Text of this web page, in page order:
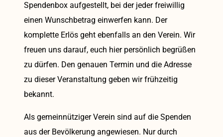
Spendenbox aufgestellt, bei der jeder freiwillig
einen Wunschbetrag einwerfen kann. Der
komplette Erlös geht ebenfalls an den Verein. Wir
freuen uns darauf, euch hier persönlich begrüßen
zu dürfen. Den genauen Termin und die Adresse
zu dieser Veranstaltung geben wir frühzeitig
bekannt.
Als gemeinnütziger Verein sind auf die Spenden
aus der Bevölkerung angewiesen. Nur durch